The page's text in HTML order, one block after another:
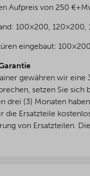
Aufpreis von 250
100×200, 120×200,
eingebaut:
gewähren wir
setzen Sie
drei (3) Monaten
die Ersatzteile
von Ersatzteilen.